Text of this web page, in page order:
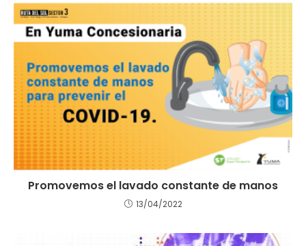
Promovemos el lavado constante de manos
13/04/2022